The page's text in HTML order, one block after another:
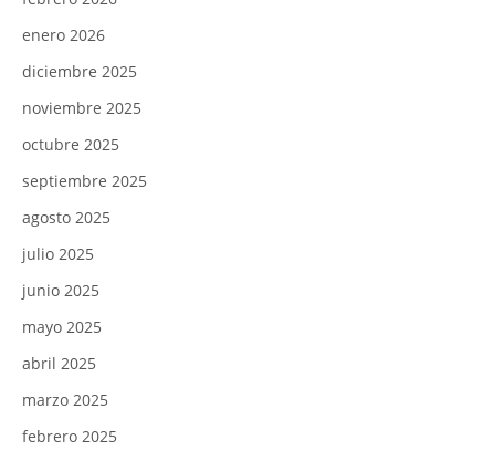
enero 2026
diciembre 2025
noviembre 2025
octubre 2025
septiembre 2025
agosto 2025
julio 2025
junio 2025
mayo 2025
abril 2025
marzo 2025
febrero 2025